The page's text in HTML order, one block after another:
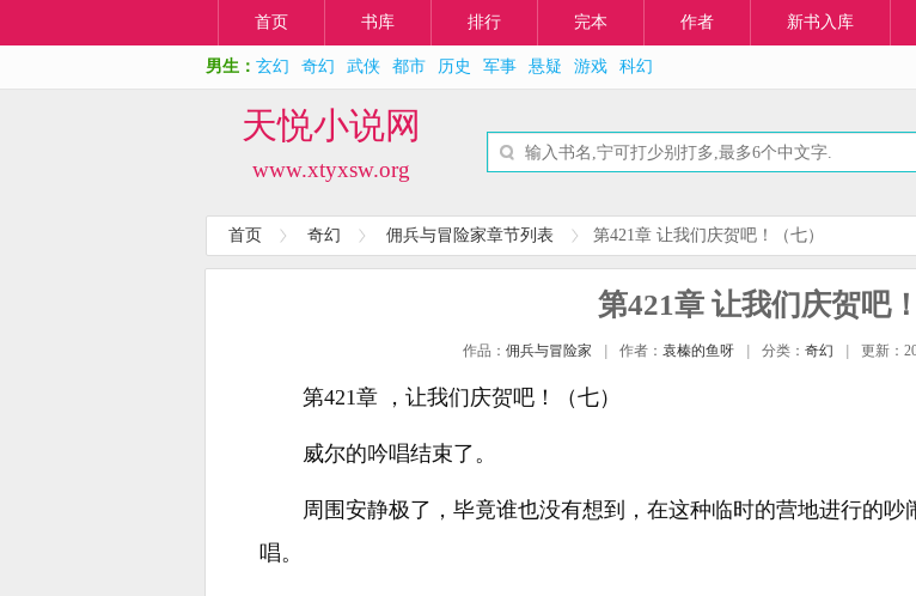
首页 书库 排行 完本 作者 新书入库
男生： 玄幻 奇幻 武侠 都市 历史 军事 悬疑 游戏 科幻
天悦小说网
www.xtyxsw.org
首页 奇幻 佣兵与冒险家章节列表 第421章 让我们庆贺吧！（七）
第421章 让我们庆贺吧！
作品： 佣兵与冒险家 作者： 袁榛的鱼呀 分类： 奇幻 更新：
第421章 ，让我们庆贺吧！（七）
威尔的吟唱结束了。
周围安静极了，毕竟谁也没有想到，在这种临时的营地进行的
唱。